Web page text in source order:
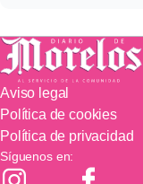
Aviso legal
Política de cookies
Política de privacidad
Síguenos en: